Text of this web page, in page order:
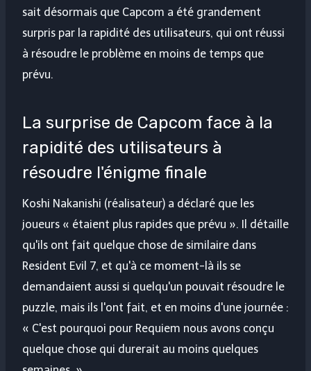
sait désormais que Capcom a été grandement
surpris par la rapidité des utilisateurs, qui ont réussi
à résoudre le problème en moins de temps que
prévu.
La surprise de Capcom face à la
rapidité des utilisateurs à
résoudre l'énigme finale
Koshi Nakanishi (réalisateur) a déclaré que les
joueurs « étaient plus rapides que prévu ». Il détaille
qu'ils ont fait quelque chose de similaire dans
Resident Evil 7, et qu'à ce moment-là ils se
demandaient aussi si quelqu'un pouvait résoudre le
puzzle, mais ils l'ont fait, et en moins d'une journée :
« C'est pourquoi pour Requiem nous avons conçu
quelque chose qui durerait au moins quelques